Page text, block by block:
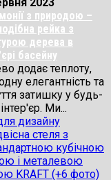
з природою –
рейка з
дерева в
басейну
додає теплоту,
елегантність та
затишку у будь-
Ми...
дизайну